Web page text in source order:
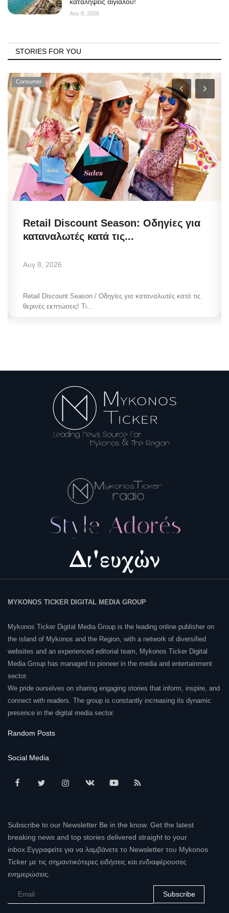
Αυγ 8, 2026
STORIES FOR YOU
Consumer
Retail Discount Season: Οδηγίες για
καταναλωτές κατά τις...
Αυγ 8, 2026
Retail Discount Season / Οδηγίες για καταναλωτές κατά τις
θερινές εκπτώσεις! Τι...
MYKONOS TICKER DIGITAL MEDIA GROUP
Mykonos Ticker Digital Media Group is the leading online publisher on
the island of Mykonos and the Region, with a network of diversified
websites and an experienced editorial team, Mykonos Ticker Digital
Media Group has managed to pioneer in the media and entertainment
sector.
We pride ourselves on sharing engaging stories that inform, inspire, and
connect with readers. The group is constantly increasing its dynamic
presence in the digital media sector.
Random Posts
Social Media
Subscribe to our Newsletter Be in the know. Get the latest
breaking news and top stories delivered straight to your
inbox.Εγγραφείτε για να λαμβάνετε το Newsletter του Mykonos
Ticker με τις σημαντικότερες ειδήσεις και ενδιαφέρουσες
ενημερώσεις.
Subscribe